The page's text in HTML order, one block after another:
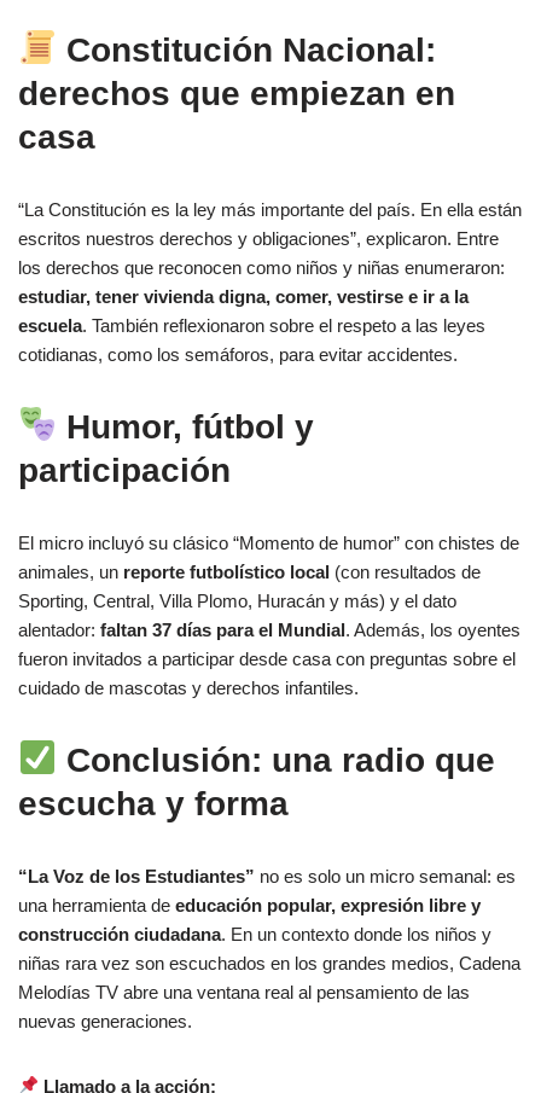
Constitución Nacional:
derechos que empiezan en
casa
“La Constitución es la ley más importante del país. En ella están
escritos nuestros derechos y obligaciones”, explicaron. Entre
los derechos que reconocen como niños y niñas enumeraron:
estudiar, tener vivienda digna, comer, vestirse e ir a la
escuela. También reflexionaron sobre el respeto a las leyes
cotidianas, como los semáforos, para evitar accidentes.
Humor, fútbol y
participación
El micro incluyó su clásico “Momento de humor” con chistes de
animales, un reporte futbolístico local (con resultados de
Sporting, Central, Villa Plomo, Huracán y más) y el dato
alentador: faltan 37 días para el Mundial. Además, los oyentes
fueron invitados a participar desde casa con preguntas sobre el
cuidado de mascotas y derechos infantiles.
Conclusión: una radio que
escucha y forma
“La Voz de los Estudiantes” no es solo un micro semanal: es
una herramienta de educación popular, expresión libre y
construcción ciudadana. En un contexto donde los niños y
niñas rara vez son escuchados en los grandes medios, Cadena
Melodías TV abre una ventana real al pensamiento de las
nuevas generaciones.
Llamado a la acción: